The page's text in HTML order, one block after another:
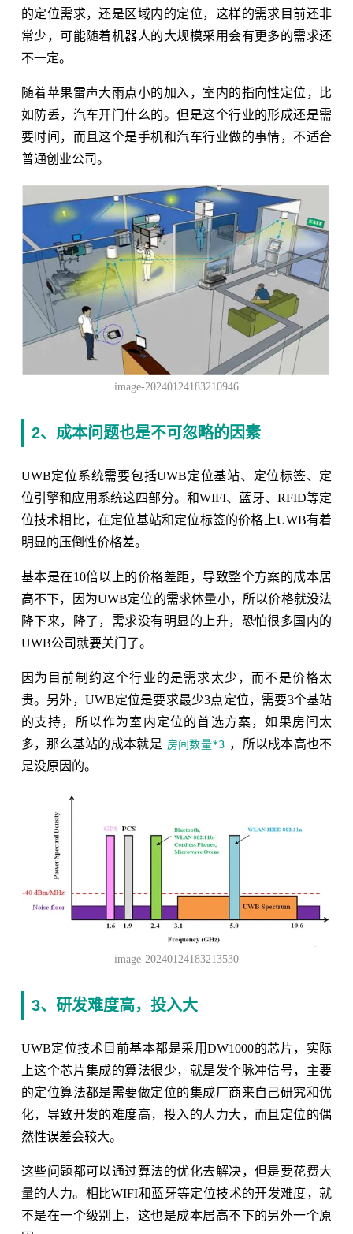
的定位需求，还是区域内的定位，这样的需求目前还非
常少，可能随着机器人的大规模采用会有更多的需求还
不一定。
随着苹果雷声大雨点小的加入，室内的指向性定位，比
如防丢，汽车开门什么的。但是这个行业的形成还是需
要时间，而且这个是手机和汽车行业做的事情，不适合
普通创业公司。
image-20240124183210946
2、成本问题也是不可忽略的因素
UWB定位系统需要包括UWB定位基站、定位标签、定
位引擎和应用系统这四部分。和WIFI、蓝牙、RFID等定
位技术相比，在定位基站和定位标签的价格上UWB有着
明显的压倒性价格差。
基本是在10倍以上的价格差距，导致整个方案的成本居
高不下，因为UWB定位的需求体量小，所以价格就没法
降下来，降了，需求没有明显的上升，恐怕很多国内的
UWB公司就要关门了。
因为目前制约这个行业的是需求太少，而不是价格太
贵。另外，UWB定位是要求最少3点定位，需要3个基站
的支持，所以作为室内定位的首选方案，如果房间太
多，那么基站的成本就是 房间数量*3 ，所以成本高也不
是没原因的。
image-20240124183213530
3、研发难度高，投入大
UWB定位技术目前基本都是采用DW1000的芯片，实际
上这个芯片集成的算法很少，就是发个脉冲信号，主要
的定位算法都是需要做定位的集成厂商来自己研究和优
化，导致开发的难度高，投入的人力大，而且定位的偶
然性误差会较大。
这些问题都可以通过算法的优化去解决，但是要花费大
量的人力。相比WIFI和蓝牙等定位技术的开发难度，就
不是在一个级别上，这也是成本居高不下的另外一个原